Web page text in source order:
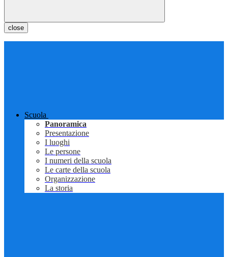
close
Scuola
Panoramica
Presentazione
I luoghi
Le persone
I numeri della scuola
Le carte della scuola
Organizzazione
La storia